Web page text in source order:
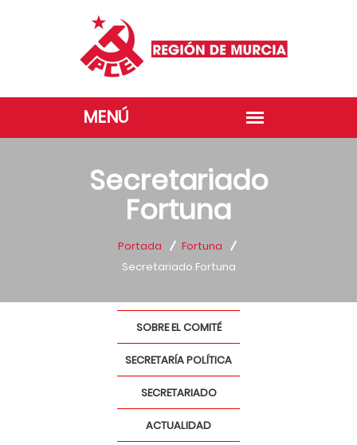
Secretariado
Fortuna
Portada
Fortuna
Secretariado Fortuna
SOBRE EL COMITÉ
SECRETARÍA POLÍTICA
SECRETARIADO
ACTUALIDAD